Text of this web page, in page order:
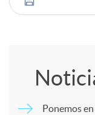
C
m
Ponemos